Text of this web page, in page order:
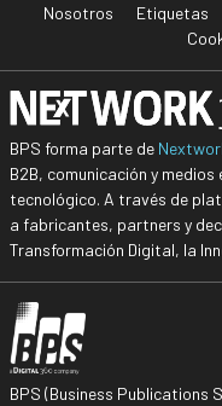
Nosotros Etiquetas
BPS forma parte de
B2B, comunicación y
tecnológico. A través de
a fabricantes, partners y
Transformación Digital, la
BPS (Business Publications